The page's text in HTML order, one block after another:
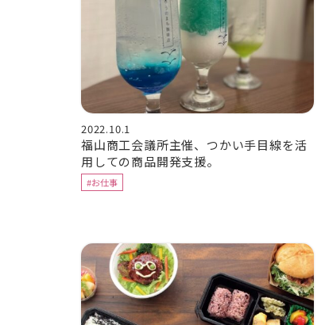
2022.10.1
福山商工会議所主催、つかい手目線を活
用しての商品開発支援。
#お仕事